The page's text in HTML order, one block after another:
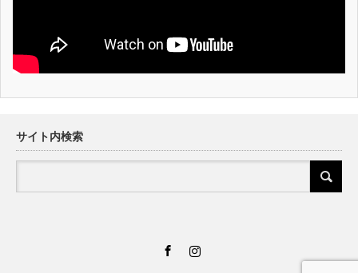
サイト内検索